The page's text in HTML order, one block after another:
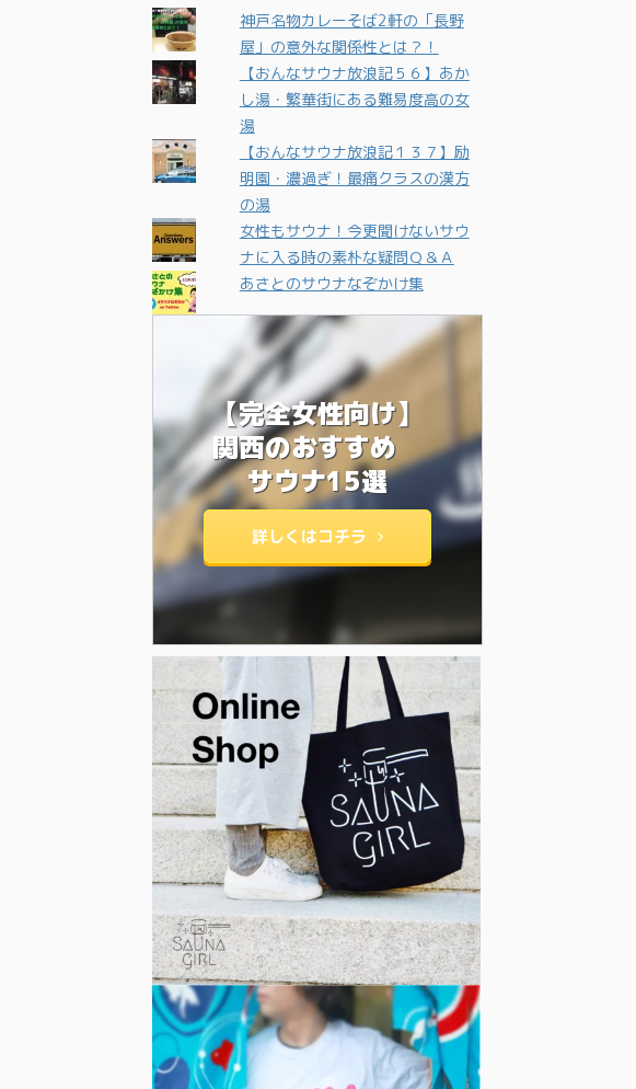
神戸名物カレーそば2軒の「長野
屋」の意外な関係性とは？！
【おんなサウナ放浪記５６】あか
し湯・繁華街にある難易度高の女
湯
【おんなサウナ放浪記１３７】励
明園・濃過ぎ！最痛クラスの漢方
の湯
女性もサウナ！今更聞けないサウ
ナに入る時の素朴な疑問Ｑ＆Ａ
あさとのサウナなぞかけ集
【完全女性向け】
関西のおすすめ
サウナ15選
詳しくはコチラ